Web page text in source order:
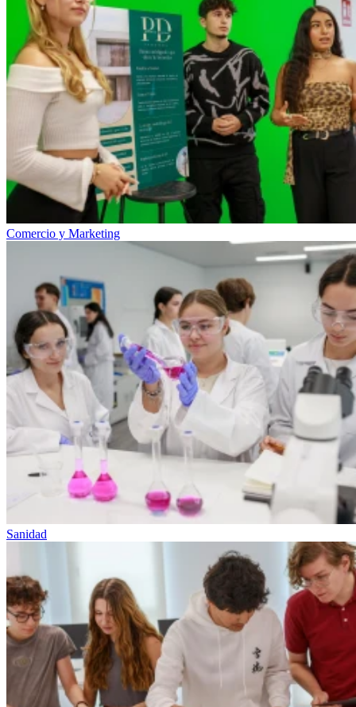
Comercio y Marketing
Sanidad